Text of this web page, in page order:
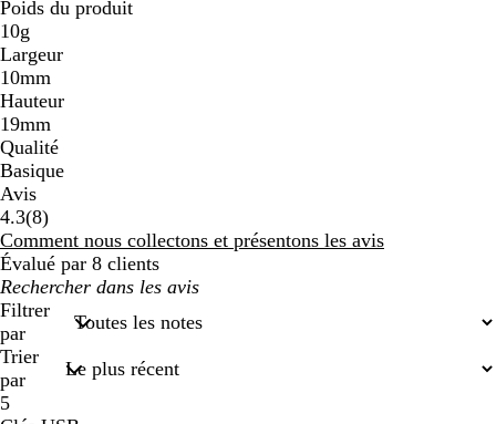
Poids du produit
10g
Largeur
10mm
Hauteur
19mm
Qualité
Basique
Avis
4.3(88
avis
)
Comment nous collectons et présentons les avis
Évalué par 8 clients
Mes
recherches
saisies
Filtrer
par
Trier
par
5